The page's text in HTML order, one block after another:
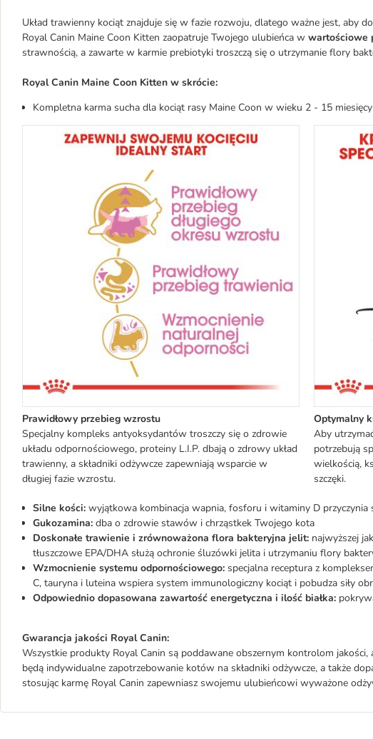
Układ trawienny kociąt znajduje się w fazie rozwoju, dlatego ważne jest, aby
Royal Canin Maine Coon Kitten zaopatruje Twojego ulubieńca w wartościowe
strawnością, a zawarte w karmie prebiotyki troszczą się o utrzymanie flory
Royal Canin Maine Coon Kitten w skrócie:
Kompletna karma sucha dla kociąt rasy Maine Coon w wieku 2 - 15 miesięcy
Prawidłowy przebieg wzrostu
Specjalny kompleks antyoksydantów troszczy się o zdrowie
układu odpornościowego, proteiny L.I.P. dbają o zdrowy układ
trawienny, a składniki odżywcze zapewniają wsparcie w
długiej fazie wzrostu.
Optymalny
Aby
potrzebują
wielkością,
szczęki.
Silne kości: wyjątkowa kombinacja wapnia, fosforu i witaminy D
Gukozamina: dba o zdrowie stawów i chrząstkek Twojego kota
Doskonałe trawienie i zrównoważona flora bakteryjna jelit: najwyższej
tłuszczowe EPA/DHA służą ochronie śluzówki jelita i utrzymaniu flory
Wzmocnienie systemu odpornościowego: specjalna receptura z
C, tauryna i luteina wspiera system immunologiczny kociąt i pobudza siły
Odpowiednio dopasowana zawartość energetyczna i ilość białka:
Gwarancja jakości Royal Canin:
Wszystkie produkty Royal Canin są poddawane obszernym kontrolom jakości,
będą indywidualne zapotrzebowanie kotów na składniki odżywcze, a także
stosując karmę Royal Canin zapewniasz swojemu ulubieńcowi wyważone